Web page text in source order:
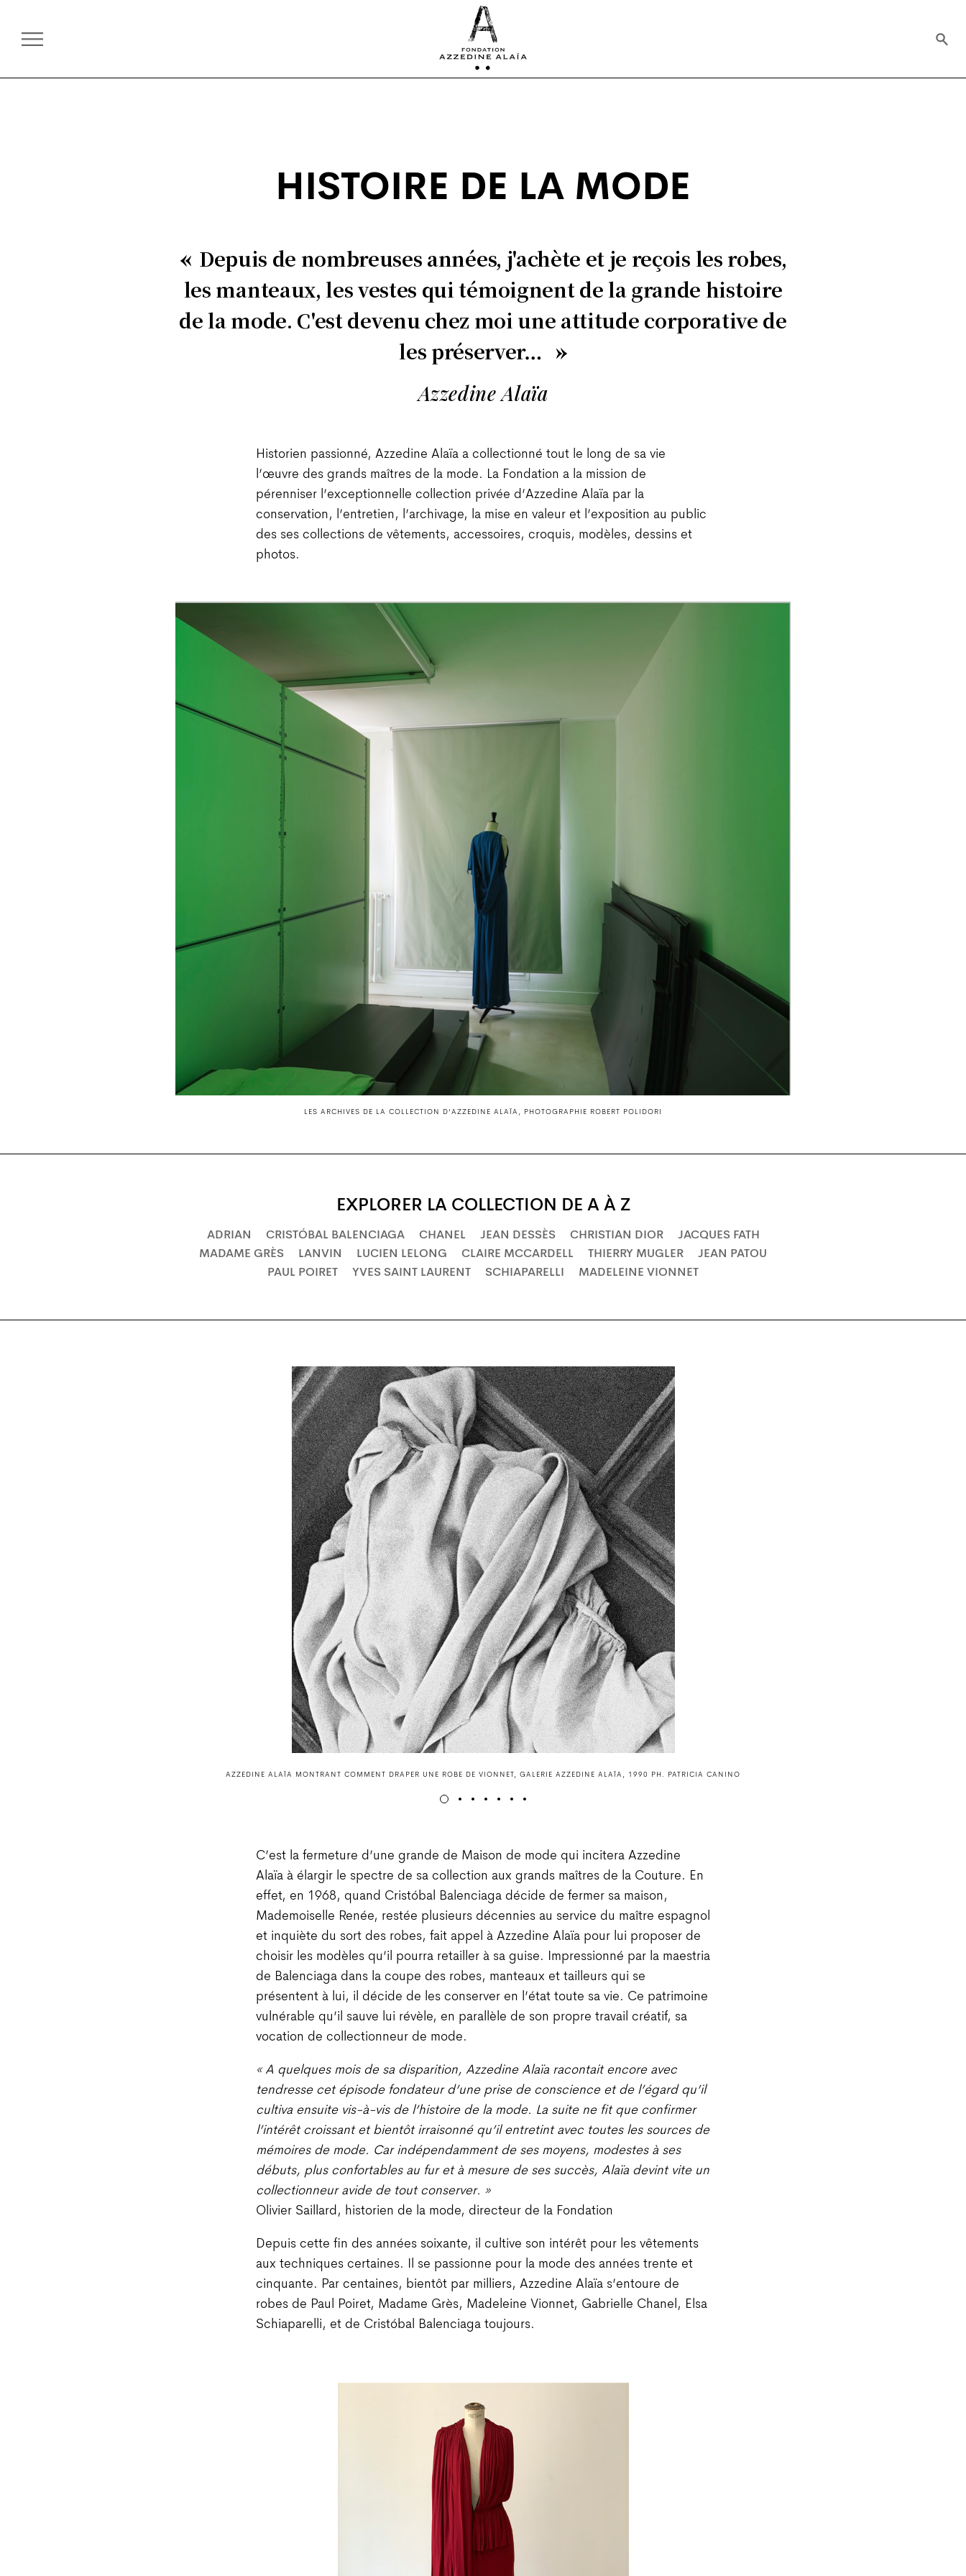
HISTOIRE DE LA MODE
Depuis de nombreuses années, j'achète et je reçois les robes,
les manteaux, les vestes qui témoignent de la grande histoire
de la mode. C'est devenu chez moi une attitude corporative de
les préserver…
Azzedine Alaïa
Historien passionné, Azzedine Alaïa a collectionné tout le long de sa vie
l’œuvre des grands maîtres de la mode. La Fondation a la mission de
pérenniser l’exceptionnelle collection privée d’Azzedine Alaïa par la
conservation, l’entretien, l’archivage, la mise en valeur et l’exposition au public
des ses collections de vêtements, accessoires, croquis, modèles, dessins et
photos.
LES ARCHIVES DE LA COLLECTION D'AZZEDINE ALAÏA, PHOTOGRAPHIE ROBERT POLIDORI
EXPLORER LA COLLECTION DE A À Z
ADRIAN CRISTÓBAL BALENCIAGA CHANEL JEAN DESSÈS CHRISTIAN DIOR
JACQUES FATH
MADAME GRÈS
LANVIN LUCIEN LELONG CLAIRE MCCARDELL THIERRY MUGLER
JEAN PATOU
PAUL POIRET
YVES SAINT LAURENT SCHIAPARELLI MADELEINE VIONNET
AZZEDINE ALAÏA MONTRANT COMMENT DRAPER UNE ROBE DE VIONNET, GALERIE AZZEDINE ALAÏA, 1990 PH. PATRICIA CANINO
C’est la fermeture d’une grande de Maison de mode qui incitera Azzedine
Alaïa à élargir le spectre de sa collection aux grands maîtres de la Couture. En
effet, en 1968, quand Cristóbal Balenciaga décide de fermer sa maison,
Mademoiselle Renée, restée plusieurs décennies au service du maître espagnol
et inquiète du sort des robes, fait appel à Azzedine Alaïa pour lui proposer de
choisir les modèles qu’il pourra retailler à sa guise. Impressionné par la maestria
de Balenciaga dans la coupe des robes, manteaux et tailleurs qui se
présentent à lui, il décide de les conserver en l’état toute sa vie. Ce patrimoine
vulnérable qu’il sauve lui révèle, en parallèle de son propre travail créatif, sa
vocation de collectionneur de mode.
« A quelques mois de sa disparition, Azzedine Alaïa racontait encore avec
tendresse cet épisode fondateur d’une prise de conscience et de l’égard qu’il
cultiva ensuite vis-à-vis de l’histoire de la mode. La suite ne fit que confirmer
l’intérêt croissant et bientôt irraisonné qu’il entretint avec toutes les sources de
mémoires de mode. Car indépendamment de ses moyens, modestes à ses
débuts, plus confortables au fur et à mesure de ses succès, Alaïa devint vite un
collectionneur avide de tout conserver. »
Olivier Saillard, historien de la mode, directeur de la Fondation
Depuis cette fin des années soixante, il cultive son intérêt pour les vêtements
aux techniques certaines. Il se passionne pour la mode des années trente et
cinquante. Par centaines, bientôt par milliers, Azzedine Alaïa s’entoure de
robes de Paul Poiret, Madame Grès, Madeleine Vionnet, Gabrielle Chanel, Elsa
Schiaparelli, et de Cristóbal Balenciaga toujours.